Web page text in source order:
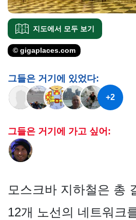
지도에서 모두 보기
© gigaplaces.com
그들은 거기에 있었다:
+2
그들은 거기에 가고 싶어:
모스크바 지하철은 총
12개 노선의 네트워크